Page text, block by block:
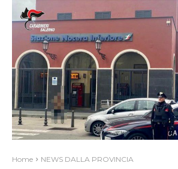
Home NEWS DALLA PROVINCIA